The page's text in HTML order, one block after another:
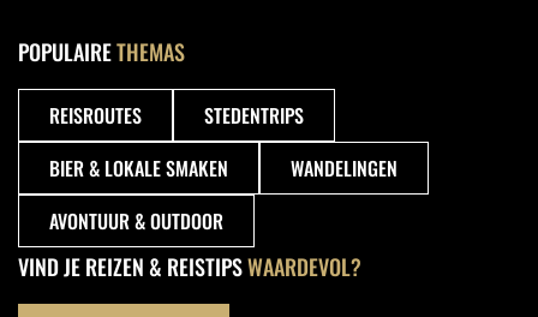
POPULAIRETHEMAS
REISROUTES
STEDENTRIPS
BIER & LOKALE SMAKEN
WANDELINGEN
AVONTUUR & OUTDOOR
VIND JE REIZEN & REISTIPSWAARDEVOL?